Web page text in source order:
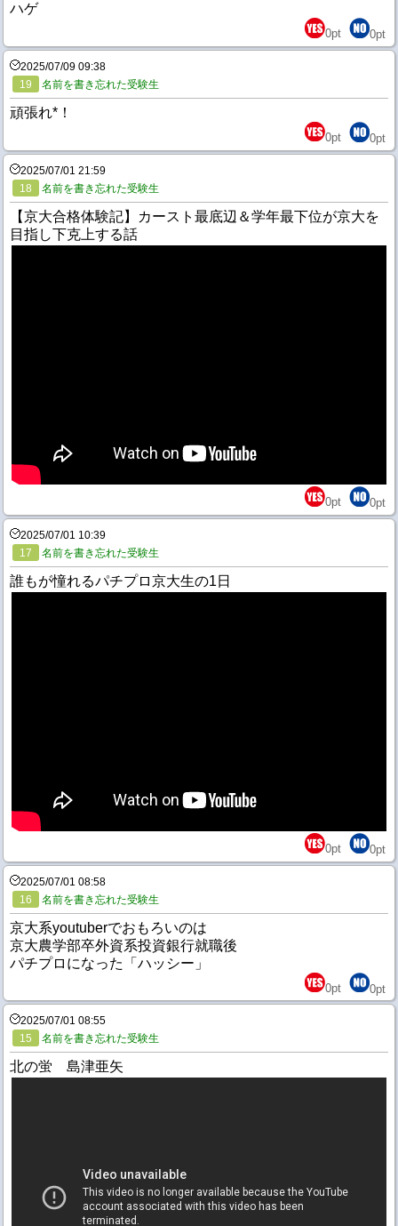
ハゲ
0pt 0pt
2025/07/09 09:38
19
名前を書き忘れた受験生
頑張れ*！
0pt 0pt
2025/07/01 21:59
18
名前を書き忘れた受験生
【京大合格体験記】カースト最底辺＆学年最下位が京大を
目指し下克上する話
0pt 0pt
2025/07/01 10:39
17
名前を書き忘れた受験生
誰もが憧れるパチプロ京大生の1日
0pt 0pt
2025/07/01 08:58
16
名前を書き忘れた受験生
京大系youtuberでおもろいのは
京大農学部卒外資系投資銀行就職後
パチプロになった「ハッシー」
0pt 0pt
2025/07/01 08:55
15
名前を書き忘れた受験生
北の蛍 島津亜矢